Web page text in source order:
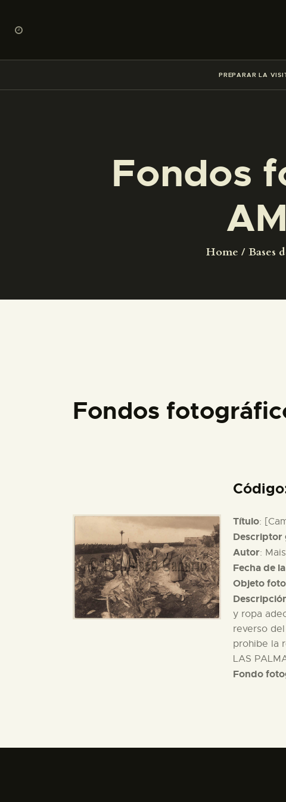
PREPARAR LA
Fondos
Home Bases
█
Fondos
Código
Título:
Descriptor
Autor:
Fecha de
Objeto
y ropa
reverso
prohibe la
LAS
Fondo